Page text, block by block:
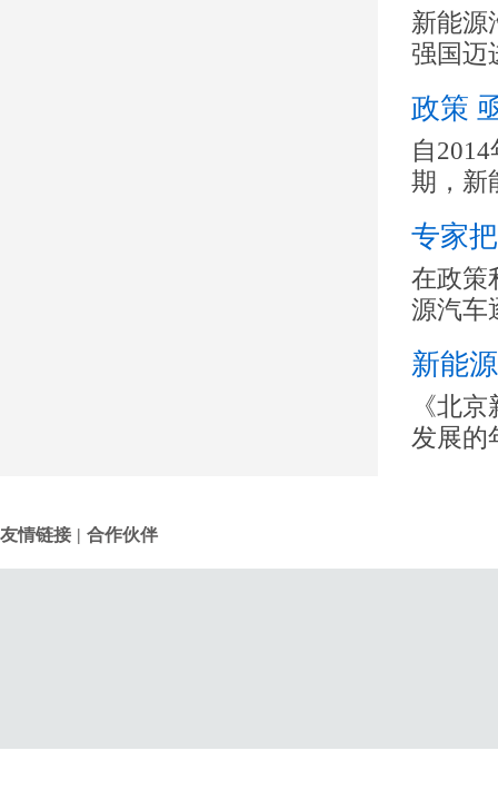
新能源
强国迈
政策
自
期，新
专家
在政策
源汽车
新能
《北
发展的
友情链接 | 合作伙伴